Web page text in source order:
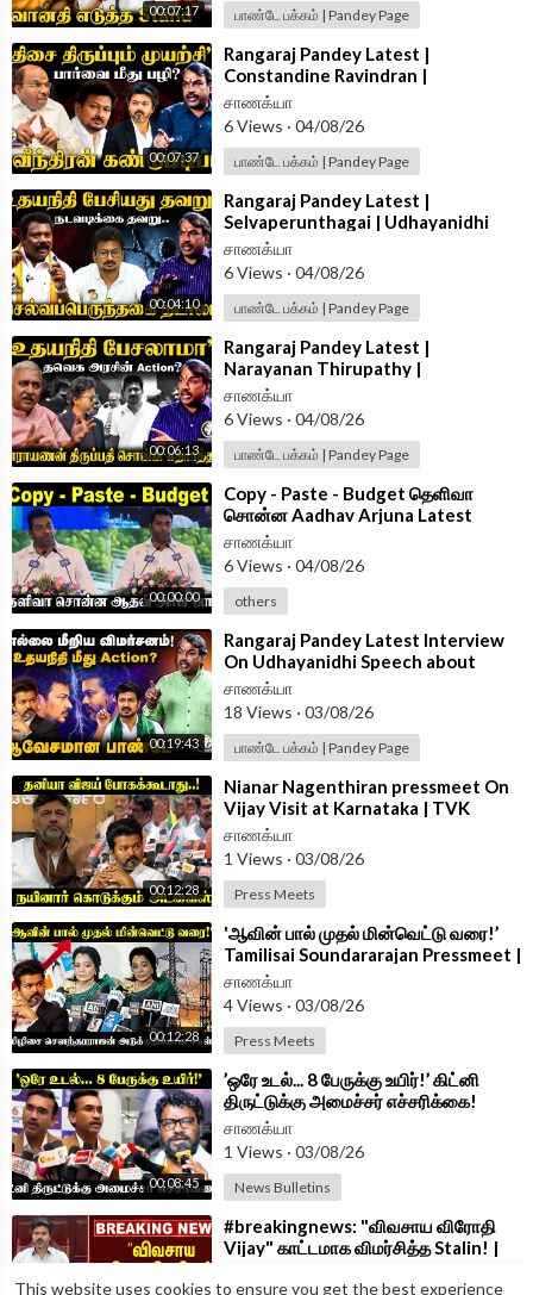
This website uses cookies to ensure you get the best experience
00:07:17 பாண்டே பக்கம் | Pandey Page
00:07:37
⁣Rangaraj Pandey Latest |
Constandine Ravindran |
Udhayanidhi Arrest | Vijay | Trisha |
DMK | TVK
சாணக்யா
6 Views · 04/08/26
பாண்டே பக்கம் | Pandey Page
00:04:10
⁣Rangaraj Pandey Latest |
Selvaperunthagai | Udhayanidhi
Arrest | Vijay | Trisha | DMK | TVK |
Stalin
சாணக்யா
6 Views · 04/08/26
பாண்டே பக்கம் | Pandey Page
00:06:13
⁣Rangaraj Pandey Latest |
Narayanan Thirupathy |
Udhayanidhi Arrest | Vijay | Trisha |
DMK | TVK
சாணக்யா
6 Views · 04/08/26
பாண்டே பக்கம் | Pandey Page
00:00:00
⁣Copy - Paste - Budget தெளிவா
சொன்ன Aadhav Arjuna Latest
Speech | TVK
சாணக்யா
6 Views · 04/08/26
others
00:19:43
⁣Rangaraj Pandey Latest Interview
On Udhayanidhi Speech about
Trisha | DMK | TVK | CM Vijay |
Tanjore
சாணக்யா
18 Views · 03/08/26
பாண்டே பக்கம் | Pandey Page
00:12:28
⁣Nianar Nagenthiran pressmeet On
Vijay Visit at Karnataka | TVK
Government | CM Vijay | BJP
சாணக்யா
1 Views · 03/08/26
Press Meets
00:12:28
⁣'ஆவின் பால் முதல் மின்வெட்டு வரை!’
Tamilisai Soundararajan Pressmeet |
BJP | TVK | CM Vijay
சாணக்யா
4 Views · 03/08/26
Press Meets
00:08:45
⁣’ஒரே உடல்... 8 பேருக்கு உயிர்!’ கிட்னி
திருட்டுக்கு அமைச்சர் எச்சரிக்கை!
Minister ArunRaj Pressmeet
சாணக்யா
1 Views · 03/08/26
News Bulletins
⁣#breakingnews: "விவசாய விரோதி
Vijay" காட்டமாக விமர்சித்த Stalin! |